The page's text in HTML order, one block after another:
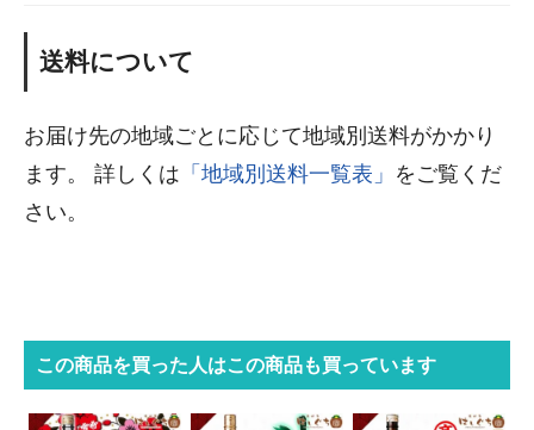
送料について
お届け先の地域ごとに応じて地域別送料がかかり
ます。 詳しくは 「地域別送料一覧表」 をご覧くだ
さい。
この商品を買った人はこの商品も買っています